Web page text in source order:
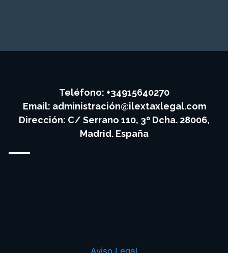
Teléfono: +34915640270
Email: administración@ilextaxlegal.com
Dirección: C/ Serrano 110, 3º Dcha. 28006,
Madrid. España
Aviso Legal